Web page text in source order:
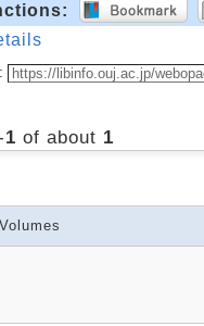
1 of about 1
Volumes